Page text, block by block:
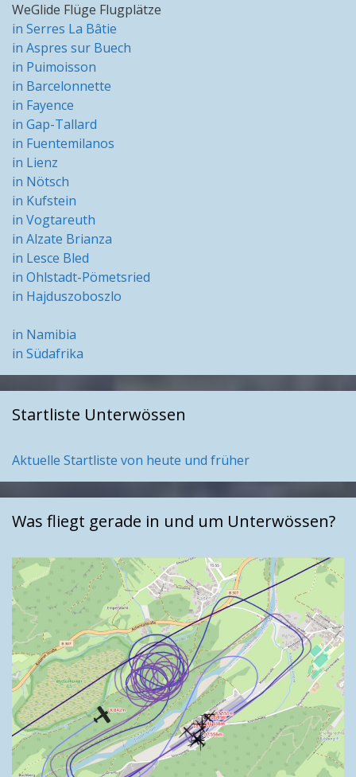
WeGlide Flüge Flugplätze
in Serres La Bâtie
in Aspres sur Buech
in Puimoisson
in Barcelonnette
in Fayence
in Gap-Tallard
in Fuentemilanos
in Lienz
in Nötsch
in Kufstein
in Vogtareuth
in Alzate Brianza
in Lesce Bled
in Ohlstadt-Pömetsried
in Hajduszoboszlo
in Namibia
in Südafrika
Startliste Unterwössen
Aktuelle Startliste von heute und früher
Was fliegt gerade in und um Unterwössen?